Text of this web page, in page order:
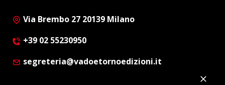
Via Brembo 27 20139 Milano
+39 02 55230950
segreteria@vadoetornoedizioni.it